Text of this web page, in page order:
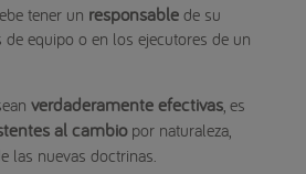
tener un responsable de su
equipo o en los ejecutores de un
verdaderamente efectivas , es
al cambiopor naturaleza,
las nuevas doctrinas.